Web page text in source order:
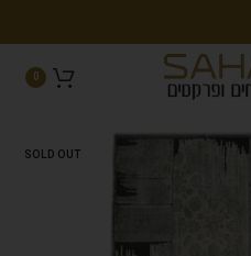
0
SOLD OUT